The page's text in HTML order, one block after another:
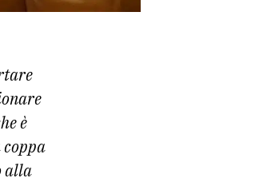
è
alla